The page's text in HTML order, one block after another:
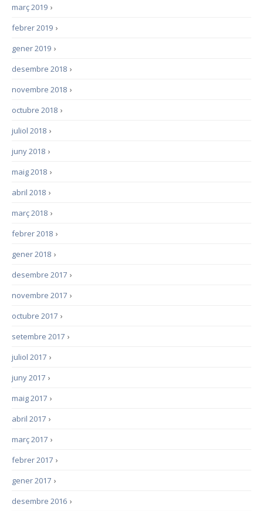
›
març 2019
›
febrer 2019
›
gener 2019
›
desembre 2018
›
novembre 2018
›
octubre 2018
›
juliol 2018
›
juny 2018
›
maig 2018
›
abril 2018
›
març 2018
›
febrer 2018
›
gener 2018
›
desembre 2017
›
novembre 2017
›
octubre 2017
›
setembre 2017
›
juliol 2017
›
juny 2017
›
maig 2017
›
abril 2017
›
març 2017
›
febrer 2017
›
gener 2017
›
desembre 2016